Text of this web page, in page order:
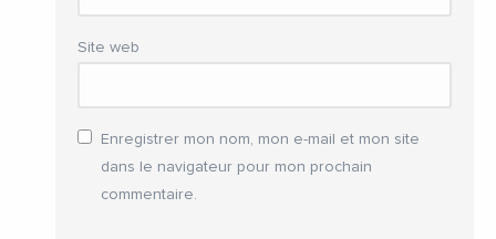
Site web
Enregistrer mon nom, mon e-mail et mon site
dans le navigateur pour mon prochain
commentaire.